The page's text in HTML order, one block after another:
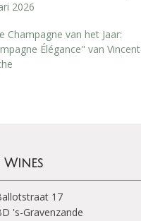
2026
Champagne van het Jaar:
Élégance" van Vincent
17
's-Gravenzande